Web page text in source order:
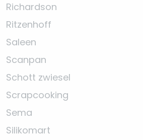
Richardson
Ritzenhoff
Saleen
Scanpan
Schott zwiesel
Scrapcooking
Sema
Silikomart